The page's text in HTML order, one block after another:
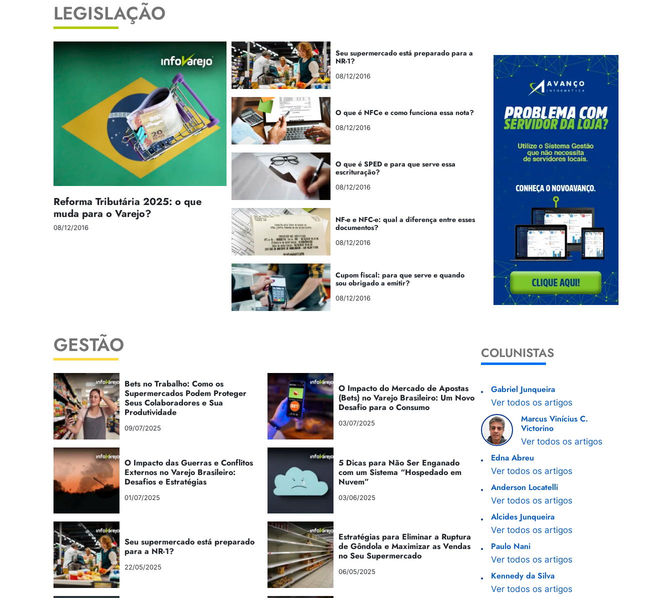
LEGISLAÇÃO
Reforma Tributária 2025: o que
muda para o Varejo?
08/12/2016
Seu supermercado está preparado para a
NR-1?
08/12/2016
O que é NFCe e como funciona essa nota?
08/12/2016
O que é SPED e para que serve essa
escrituração?
08/12/2016
NF-e e NFC-e: qual a diferença entre esses
documentos?
08/12/2016
Cupom fiscal: para que serve e quando
sou obrigado a emitir?
08/12/2016
GESTÃO
Bets no Trabalho: Como os
Supermercados Podem Proteger
Seus Colaboradores e Sua
Produtividade
09/07/2025
O Impacto do Mercado de Apostas
(Bets) no Varejo Brasileiro: Um Novo
Desafio para o Consumo
03/07/2025
O Impacto das Guerras e Conflitos
Externos no Varejo Brasileiro:
Desafios e Estratégias
01/07/2025
5 Dicas para Não Ser Enganado
com um Sistema “Hospedado em
Nuvem”
03/06/2025
Seu supermercado está preparado
para a NR-1?
22/05/2025
Estratégias para Eliminar a Ruptura
de Gôndola e Maximizar as Vendas
no Seu Supermercado
06/05/2025
COLUNISTAS
Gabriel Junqueira
Ver todos os artigos
Marcus Vinícius C.
Victorino
Ver todos os artigos
Edna Abreu
Ver todos os artigos
Anderson Locatelli
Ver todos os artigos
Alcides Junqueira
Ver todos os artigos
Paulo Nani
Ver todos os artigos
Kennedy da Silva
Ver todos os artigos